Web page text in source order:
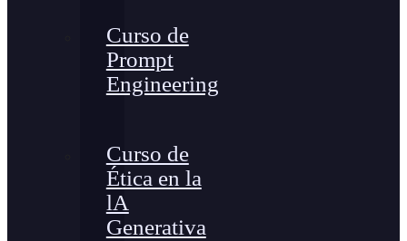
Curso de
Prompt
Engineering
Curso de
Ética en la
lA
Generativa